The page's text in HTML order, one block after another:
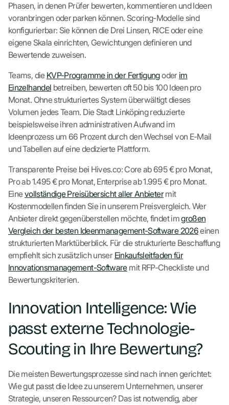
Phasen, in denen Prüfer bewerten, kommentieren und Ideen
voranbringen oder parken können. Scoring-Modelle sind
konfigurierbar: Sie können die Drei Linsen, RICE oder eine
eigene Skala einrichten, Gewichtungen definieren und
Bewertende zuweisen.
Teams, die KVP-Programme in der Fertigungoder im
Einzelhandel betreiben, bewerten oft 50 bis 100 Ideen pro
Monat. Ohne strukturiertes System überwältigt dieses
Volumen jedes Team. Die Stadt Linköping reduzierte
beispielsweise ihren administrativen Aufwand im
Ideenprozess um 66 Prozent durch den Wechsel von E-Mail
und Tabellen auf eine dedizierte Plattform.
Transparente Preise bei Hives.co: Core ab 695 € pro Monat,
Pro ab 1.495 € pro Monat, Enterprise ab 1.995 € pro Monat.
Einevollständige Preisübersicht aller Anbietermit
Kostenmodellen finden Sie in unserem Preisvergleich. Wer
Anbieter direkt gegenüberstellen möchte, findet imgroßen
Vergleich der besten Ideenmanagement-Software 2026einen
strukturierten Marktüberblick. Für die strukturierte Beschaffung
empfiehlt sich zusätzlich unser Einkaufsleitfaden für
Innovationsmanagement-Softwaremit RFP-Checkliste und
Bewertungskriterien.
Innovation Intelligence: Wie
passt externe Technologie-
Scouting in Ihre Bewertung?
Die meisten Bewertungsprozesse sind nach innen gerichtet:
Wie gut passt die Idee zu unserem Unternehmen, unserer
Strategie, unseren Ressourcen? Das ist notwendig, aber